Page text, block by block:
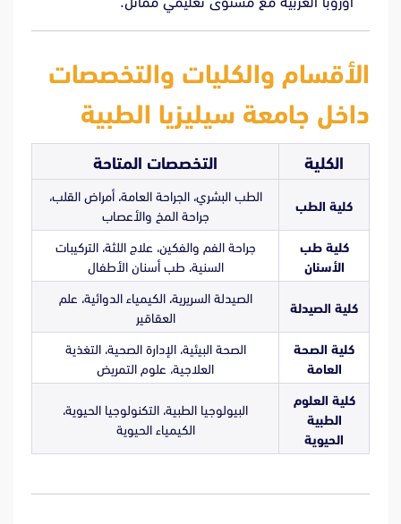
الأقسام والكليات والتخصصات
داخل جامعة سيليزيا الطبية
الكلية التخصصات المتاحة
كلية الطب
الطب البشري، الجراحة العامة، أمراض القلب،
جراحة المخ والأعصاب
كلية طب
الأسنان
جراحة الفم والفكين، علاج اللثة، التركيبات
السنية، طب أسنان الأطفال
كلية الصيدلة
الصيدلة السريرية، الكيمياء الدوائية، علم
العقاقير
كلية الصحة
العامة
الصحة البيئية، الإدارة الصحية، التغذية
العلاجية، علوم التمريض
كلية العلوم
الطبية
الحيوية
البيولوجيا الطبية، التكنولوجيا الحيوية،
الكيمياء الحيوية